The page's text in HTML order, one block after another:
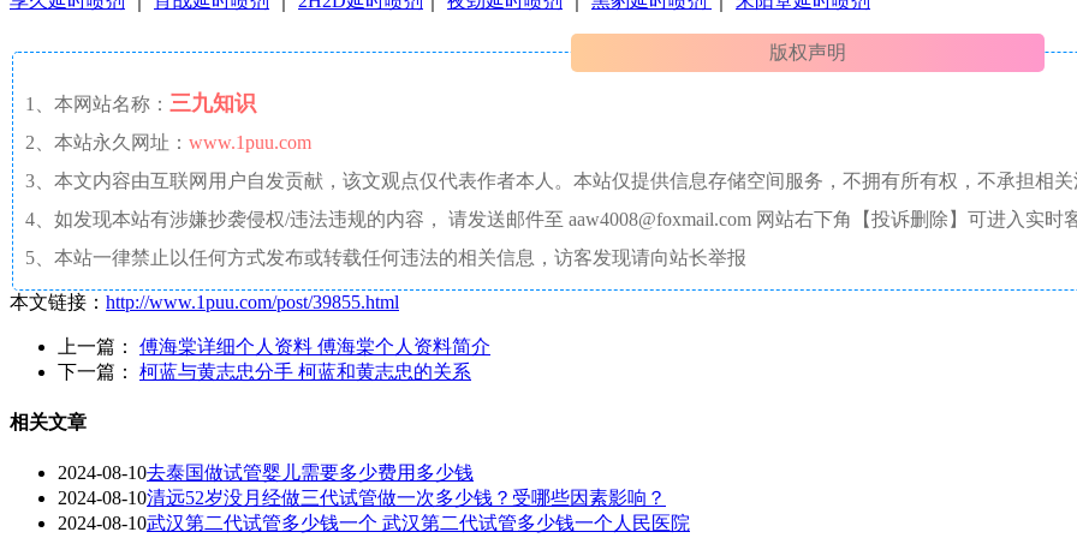
版权声明
1、本网站名称： 三九知识
2、本站永久网址： www.1puu.com
3、本文内容由互联网用户自发贡献，该文观点仅代表作者本人。本站仅提供信息存储空间服务，不拥有所有权，不承担相
4、如发现本站有涉嫌抄袭侵权/违法违规的内容， 请发送邮件至 aaw4008@foxmail.com 网站右下角【投诉删除】可进入实时
5、本站一律禁止以任何方式发布或转载任何违法的相关信息，访客发现请向站长举报
本文链接： http://www.1puu.com/post/39855.html
上一篇： 傅海棠详细个人资料 傅海棠个人资料简介
下一篇： 柯蓝与黄志忠分手 柯蓝和黄志忠的关系
相关文章
2024-08-10去泰国做试管婴儿需要多少费用多少钱
2024-08-10清远52岁没月经做三代试管做一次多少钱？受哪些因素影响？
2024-08-10武汉第二代试管多少钱一个 武汉第二代试管多少钱一个人民医院